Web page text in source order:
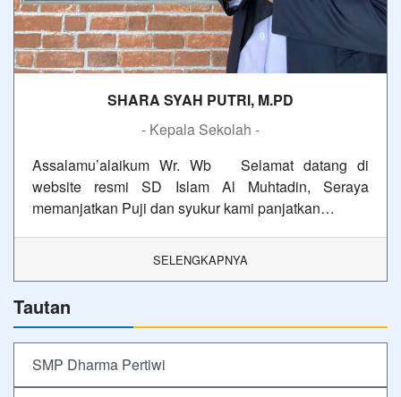
SHARA SYAH PUTRI, M.PD
- Kepala Sekolah -
Assalamu’alaikum Wr. Wb Selamat datang di
website resmi SD Islam Al Muhtadin, Seraya
memanjatkan Puji dan syukur kami panjatkan…
SELENGKAPNYA
Tautan
SMP Dharma Pertiwi